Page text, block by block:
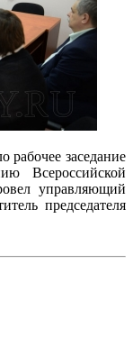
заседание
Всероссийской
управляющий
председателя